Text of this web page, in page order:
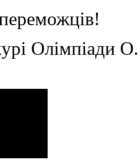
Олімпіади